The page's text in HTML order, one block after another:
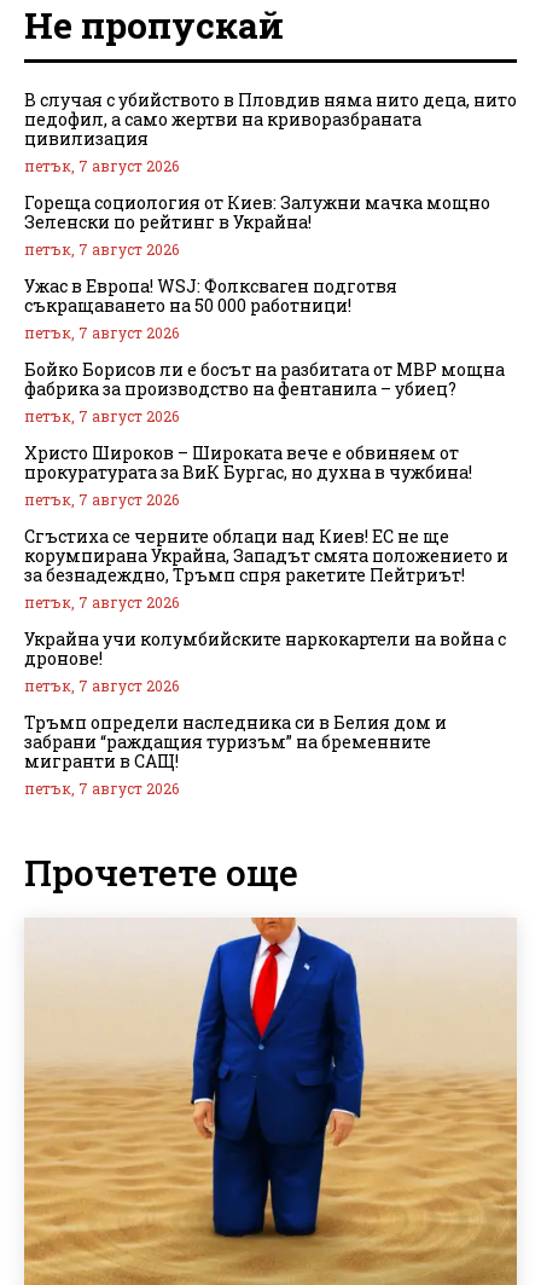
Не пропускай
В случая с убийството в Пловдив няма нито деца, нито
педофил, а само жертви на криворазбраната
цивилизация
петък, 7 август 2026
Гореща социология от Киев: Залужни мачка мощно
Зеленски по рейтинг в Украйна!
петък, 7 август 2026
Ужас в Европа! WSJ: Фолксваген подготвя
съкращаването на 50 000 работници!
петък, 7 август 2026
Бойко Борисов ли е босът на разбитата от МВР мощна
фабрика за производство на фентанила – убиец?
петък, 7 август 2026
Христо Широков – Широката вече е обвиняем от
прокуратурата за ВиК Бургас, но духна в чужбина!
петък, 7 август 2026
Сгъстиха се черните облаци над Киев! ЕС не ще
корумпирана Украйна, Западът смята положението и
за безнадеждно, Тръмп спря ракетите Пейтриът!
петък, 7 август 2026
Украйна учи колумбийските наркокартели на война с
дронове!
петък, 7 август 2026
Тръмп определи наследника си в Белия дом и
забрани “раждащия туризъм” на бременните
мигранти в САЩ!
петък, 7 август 2026
Прочетете още